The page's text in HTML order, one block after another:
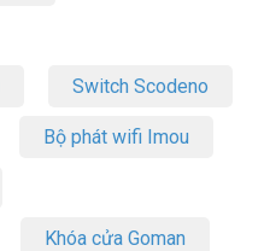
Switch Scodeno
Bộ phát wifi Imou
Khóa cửa Goman